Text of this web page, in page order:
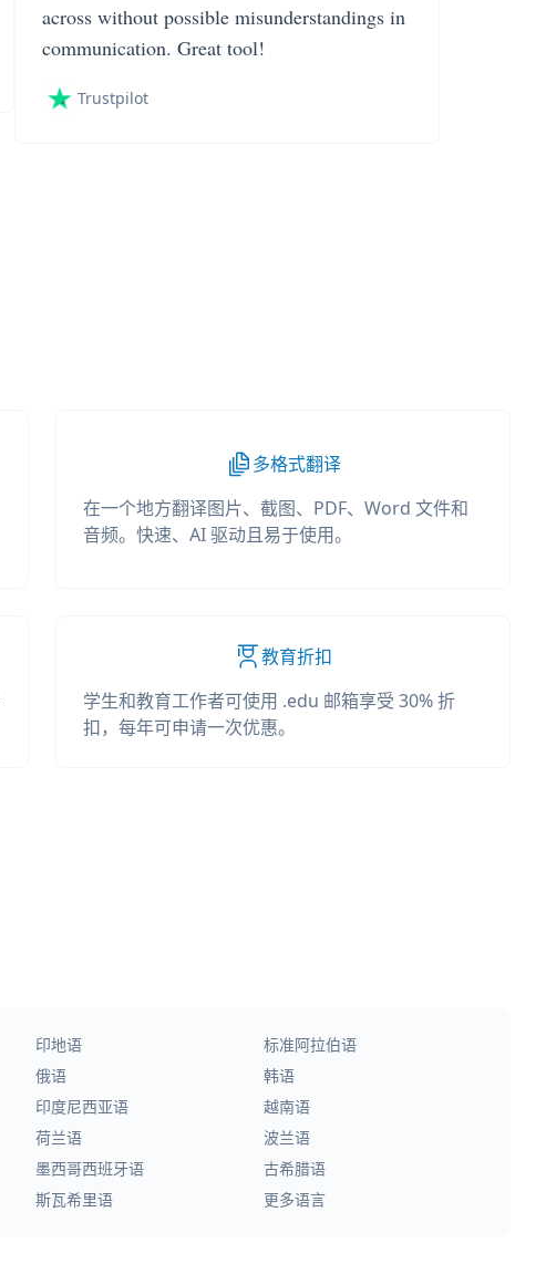
across without possible misunderstandings in
communication. Great tool!
Trustpilot
多格式翻译
在一个地方翻译图片、截图、PDF、Word 文件和
音频。快速、AI 驱动且易于使用。
教育折扣
学生和教育工作者可使用 .edu 邮箱享受 30% 折
扣，每年可申请一次优惠。
印地语
标准阿拉伯语
俄语
韩语
印度尼西亚语
越南语
荷兰语
波兰语
墨西哥西班牙语
古希腊语
斯瓦希里语 更多语言